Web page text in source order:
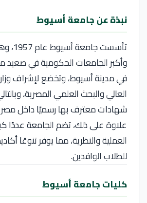
نبذة عن جامعة أسيوط
تأسست
وأكبر الجامعات الحكومية في صعيد
في مدينة أسيوط، وتخضع لإشراف
العالي والبحث العلمي المصرية،
شهادات معترف بها رسميًا داخل مصر
علاوة على ذلك، تضم الجامعة عددًا
العملية والنظرية، مما يوفر تنوعًا
للطلاب الوافدين.
كليات جامعة أسيوط